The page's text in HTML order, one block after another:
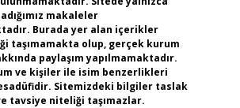
makaleler
Burada yer alan içerikler
taşımamakta olup, gerçek kurum
paylaşım yapılmamaktadır.
ve kişiler ile isim benzerlikleri
Sitemizdeki bilgiler taslak
tavsiye niteliği taşımazlar.